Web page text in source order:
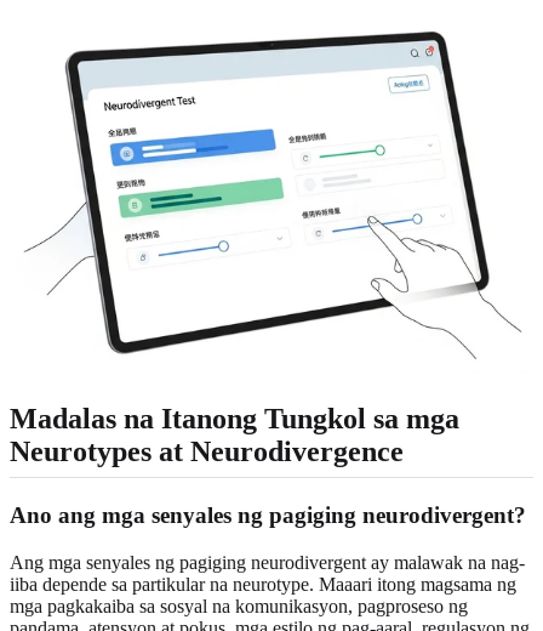
Madalas na Itanong Tungkol sa mga
Neurotypes at Neurodivergence
Ano ang mga senyales ng pagiging neurodivergent?
Ang mga senyales ng pagiging neurodivergent ay malawak na nag-
iiba depende sa partikular na neurotype. Maaari itong magsama ng
mga pagkakaiba sa sosyal na komunikasyon, pagproseso ng